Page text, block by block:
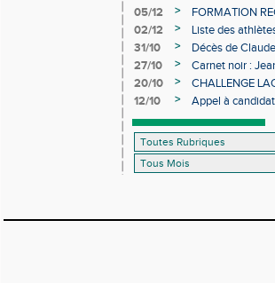
05/12
>
FORMATION
02/12
>
Liste des
31/10
>
Décès de
27/10
>
Carnet noir :
20/10
>
CHALLENGE
12/10
>
Appel à